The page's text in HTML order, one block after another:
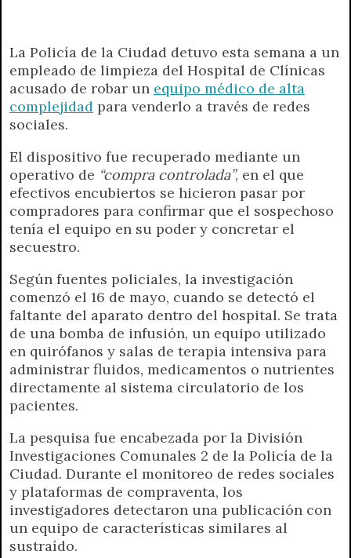
n
d
l
y
La Policía de la Ciudad detuvo esta semana a un
empleado de limpieza del Hospital de Clínicas
acusado de robar un equipo médico de alta
complejidad para venderlo a través de redes
sociales.
El dispositivo fue recuperado mediante un
operativo de “compra controlada”, en el que
efectivos encubiertos se hicieron pasar por
compradores para confirmar que el sospechoso
tenía el equipo en su poder y concretar el
secuestro.
Según fuentes policiales, la investigación
comenzó el 16 de mayo, cuando se detectó el
faltante del aparato dentro del hospital. Se trata
de una bomba de infusión, un equipo utilizado
en quirófanos y salas de terapia intensiva para
administrar fluidos, medicamentos o nutrientes
directamente al sistema circulatorio de los
pacientes.
La pesquisa fue encabezada por la División
Investigaciones Comunales 2 de la Policía de la
Ciudad. Durante el monitoreo de redes sociales
y plataformas de compraventa, los
investigadores detectaron una publicación con
un equipo de características similares al
sustraído.